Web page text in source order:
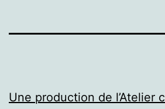
Une production de l’Atelier